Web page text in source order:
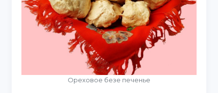
Ореховое безе печенье